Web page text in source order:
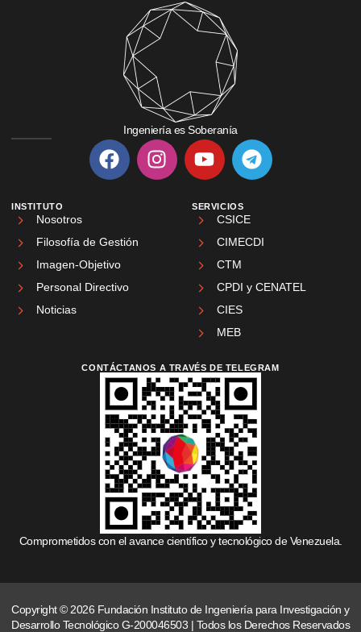
Ingeniería es Soberanía
INSTITUTO
Nosotros
Filosofía de Gestión
Imagen-Objetivo
Personal Directivo
Noticias
SERVICIOS
CSICE
CIMECDI
CTM
CPDI y CENATEL
CIES
MEB
CONTÁCTANOS A TRAVÉS DE TELEGRAM
Comprometidos con el avance científico y tecnológico de Venezuela.
Copyright © 2026 Fundación Instituto de Ingeniería para Investigación y
Desarrollo Tecnológico G-200046503 | Todos los Derechos Reservados